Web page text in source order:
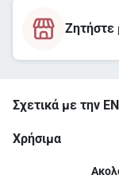
Ζητήστε
Σχετικά με την
Χρήσιμα